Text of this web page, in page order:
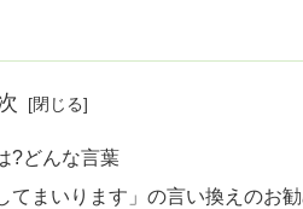
?どんな言葉
てまいります」の言い換えのお